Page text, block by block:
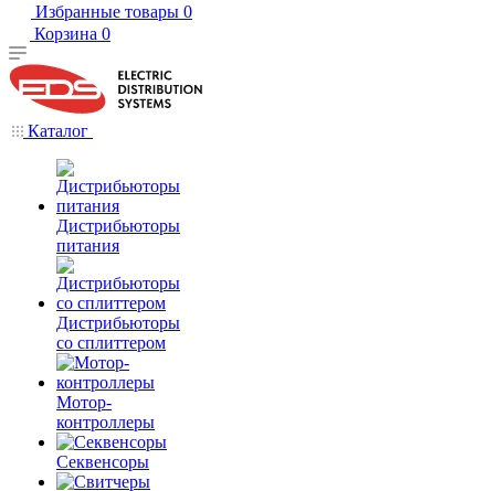
Избранные товары 0
Корзина 0
Каталог
Дистрибьюторы
питания
Дистрибьюторы
со сплиттером
Мотор-
контроллеры
Секвенсоры